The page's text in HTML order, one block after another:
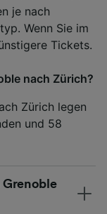
je nach
Wenn Sie im
Tickets.
nach Zürich?
Zürich legen
und 58